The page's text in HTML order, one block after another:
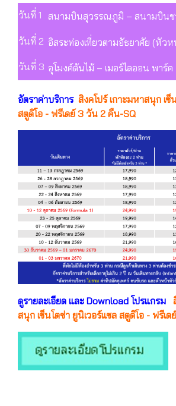
วันที่ 1 สนามบินสุวรรณภูมิ – สนามบินชา
วันที่ 2 อิสระท่องเที่ยวตามอัธยาศัย (หั
วันที่ 3 อุโมงค์ต้นไม้ – เมอร์ไลออน พา
อัตราค่าบริการ สิงคโปร์ เกาะมหาสนุก เซ็
สตูดิโอ - ฟรีเดย์ 3 วัน 2 คืน-SQ
ดูรายละเอียด และ Download โปรแกรม
สนุก เซ็นโตซ่า ยูนิเวอร์แซล สตูดิโอ - ฟรีเ